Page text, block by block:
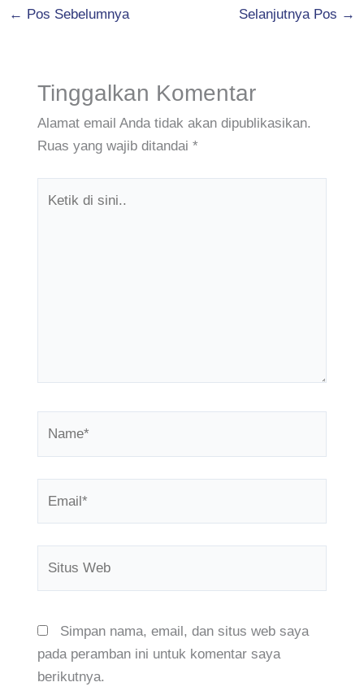
← Pos Sebelumnya Selanjutnya Pos →
Tinggalkan Komentar
Alamat email Anda tidak akan dipublikasikan.
Ruas yang wajib ditandai *
Simpan nama, email, dan situs web saya
pada peramban ini untuk komentar saya
berikutnya.